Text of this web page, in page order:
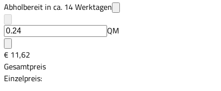
Abholbereit in ca. 14Werktagen
QM
€ 11,62
Gesamtpreis
Einzelpreis: